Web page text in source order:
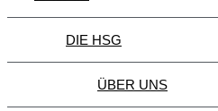
DIE HSG
ÜBER UNS